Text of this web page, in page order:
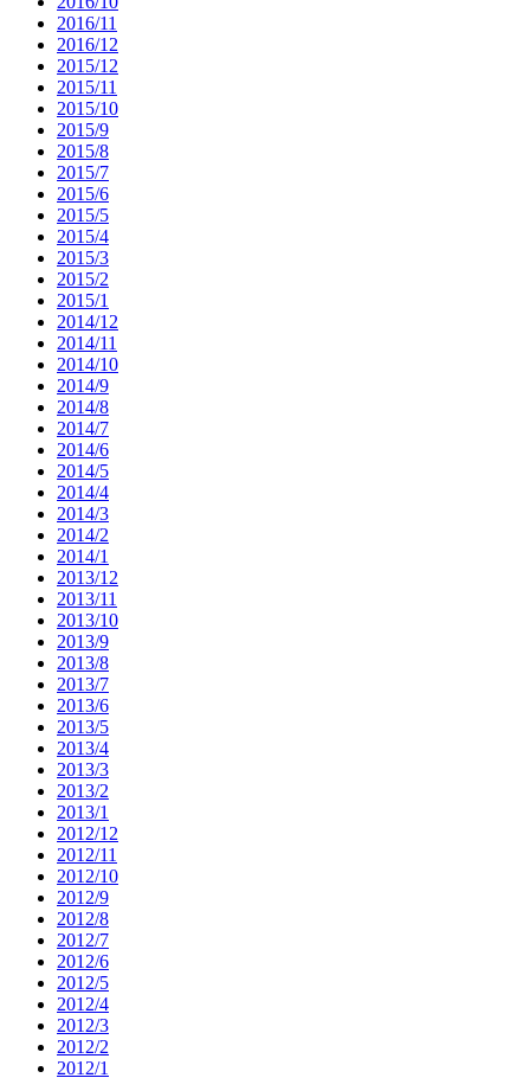
2016/11
2016/12
2015/12
2015/11
2015/10
2015/9
2015/8
2015/7
2015/6
2015/5
2015/4
2015/3
2015/2
2015/1
2014/12
2014/11
2014/10
2014/9
2014/8
2014/7
2014/6
2014/5
2014/4
2014/3
2014/2
2014/1
2013/12
2013/11
2013/10
2013/9
2013/8
2013/7
2013/6
2013/5
2013/4
2013/3
2013/2
2013/1
2012/12
2012/11
2012/10
2012/9
2012/8
2012/7
2012/6
2012/5
2012/4
2012/3
2012/2
2012/1